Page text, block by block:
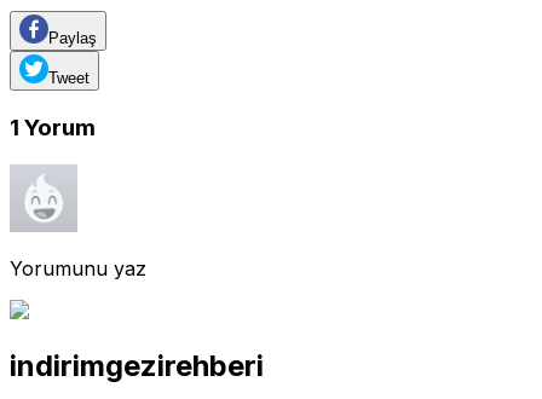
Paylaş
Tweet
1 Yorum
Yorumunu yaz
indirimgezirehberi